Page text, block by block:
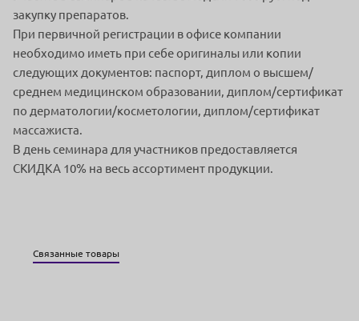
закупку препаратов.
При первичной регистрации в офисе компании
необходимо иметь при себе оригиналы или копии
следующих документов: паспорт, диплом о высшем/
среднем медицинском образовании, диплом/сертификат
по дерматологии/косметологии, диплом/сертификат
массажиста.
В день семинара для участников предоставляется
СКИДКА 10% на весь ассортимент продукции.
Связанные товары